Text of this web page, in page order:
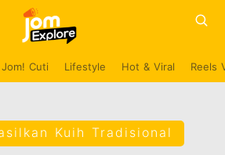
Jom! Cuti Lifestyle Hot & Viral Reels
Kuih Tradisional